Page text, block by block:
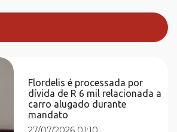
Flordelis é processada por
dívida de R 6 mil relacionada a
carro alugado durante
mandato